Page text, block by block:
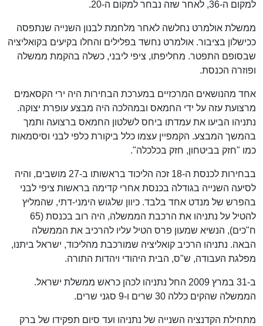
למקום ה-36, לאחר שזה נבחר למקום ה-20.
ממשלת אולמרט נחלשה לאחר מלחמת לבנון השנייה שנתפסה
ככישלון בציבור. אולמרט נחשד בפלילים והחלו בקיעים בקואליציה
שבסופם התפטר. מחליפתו, ציפי ליבני, כשלה בהקמת ממשלה
ופוזרה הכנסת.
אחד מהנושאים המרכזיים במערכת הבחירות היה ירי הקסאמים
מרצועת עזה על ידי החמאס ובמהלכה היה מבצע עופרת יצוקה.
נתניהו הביעו את עמדתו ביחס לשלטון החמאס ברצועה ותמך
בהמשך המבצע. הקמפיין עצמו כלל ביקורת כלפי לבני וסיסמאות
כמו "חזק בביטחון, חזק בכלכלה".
בבחירות לכנסת ה-18 זכה הליכוד בראשותו ב-27 מושבים, והיה
לסיעה השנייה בגודלה בכנסת אחרי קדימה בראשות ציפי לבני
בהפרש של מנדט אחד בלבד. כיוון שלגוש הימני-דתי, שהמליץ
להטיל על נתניהו את הרכבת הממשלה, היה רוב בכנסת (65
ח"כים), הנשיא שמעון פרס הטיל עליו להרכיב את הממשלה
הבאה. נתניהו הרכיב קואליציה שמורכבת מהליכוד, ישראל ביתנו,
מפלגת העבודה, ש"ס, הבית היהודי ויהדות התורה.
ב-31 במרץ 2009 החל נתניהו לכהן כראש ממשלת ישראל.
הממשלה שהקים כללה 30 שרים ו-9 סגני שרים.
מתחילת הקדנציה השנייה של נתניהו ועד סיום תפקידו של ברק